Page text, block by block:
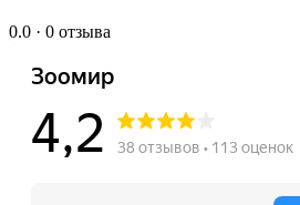
0.0 · 0 отзыва